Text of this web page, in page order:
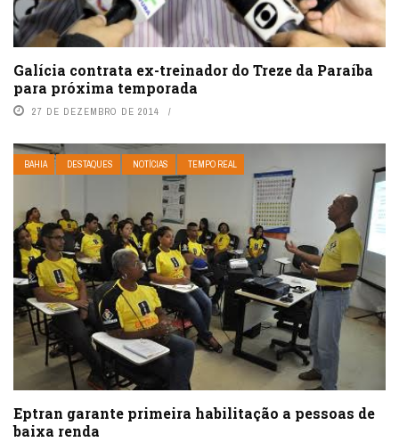
Galícia contrata ex-treinador do Treze da Paraíba
para próxima temporada
27 DE DEZEMBRO DE 2014
BAHIA DESTAQUES NOTÍCIAS TEMPO REAL
Eptran garante primeira habilitação a pessoas de
baixa renda